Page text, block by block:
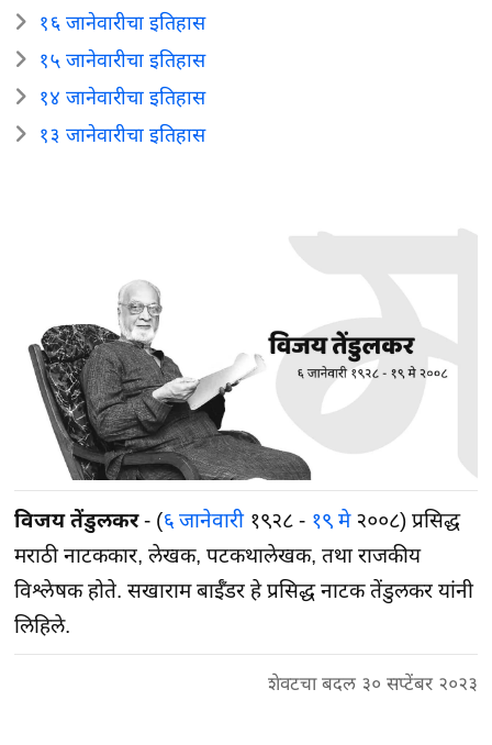
१६ जानेवारीचा इतिहास
१५ जानेवारीचा इतिहास
१४ जानेवारीचा इतिहास
१३ जानेवारीचा इतिहास
विजय तेंडुलकर- (६ जानेवारी१९२८ - १९ मे२००८) प्रसिद्ध
मराठी नाटककार, लेखक, पटकथालेखक, तथा राजकीय
विश्लेषक होते. सखाराम बाईँडर हे प्रसिद्ध नाटक तेंडुलकर यांनी
लिहिले.
शेवटचा बदल ३० सप्टेंबर २०२३